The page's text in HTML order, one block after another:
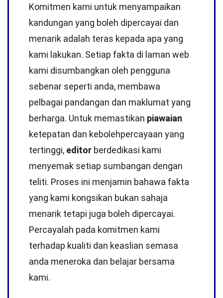
Komitmen kami untuk menyampaikan
kandungan yang boleh dipercayai dan
menarik adalah teras kepada apa yang
kami lakukan. Setiap fakta di laman web
kami disumbangkan oleh pengguna
sebenar seperti anda, membawa
pelbagai pandangan dan maklumat yang
berharga. Untuk memastikan piawaian
ketepatan dan kebolehpercayaan yang
tertinggi, editor berdedikasi kami
menyemak setiap sumbangan dengan
teliti. Proses ini menjamin bahawa fakta
yang kami kongsikan bukan sahaja
menarik tetapi juga boleh dipercayai.
Percayalah pada komitmen kami
terhadap kualiti dan keaslian semasa
anda meneroka dan belajar bersama
kami.